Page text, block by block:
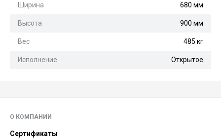
Ширина 680 мм
Высота 900 мм
Вес 485 кг
Исполнение Открытое
О КОМПАНИИ
Сертификаты